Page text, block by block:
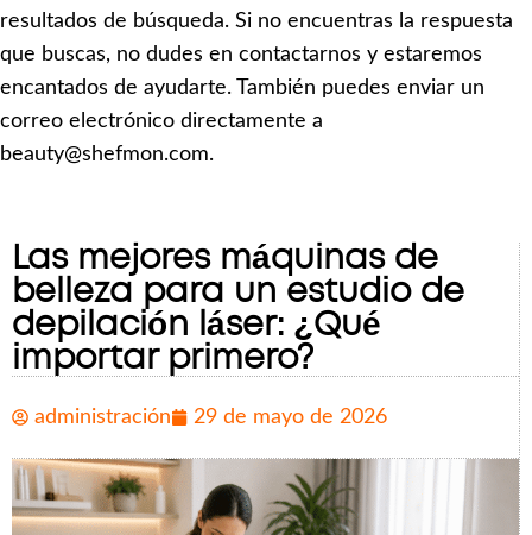
resultados de búsqueda. Si no encuentras la respuesta
que buscas, no dudes en contactarnos y estaremos
encantados de ayudarte. También puedes enviar un
correo electrónico directamente a
beauty@shefmon.com.
Las mejores máquinas de
belleza para un estudio de
depilación láser: ¿Qué
importar primero?
administración 29 de mayo de 2026